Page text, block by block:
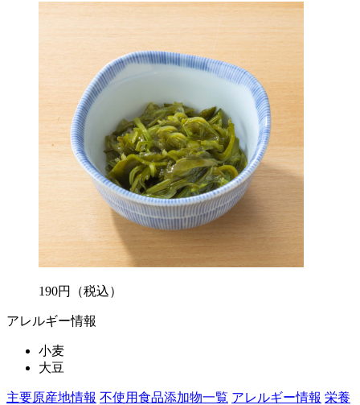
190円 （税込）
アレルギー情報
小麦
大豆
主要原産地情報 不使用食品添加物一覧 アレルギー情報 栄養